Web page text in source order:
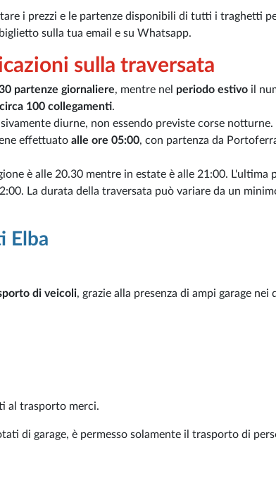
i prezzi e le partenze disponibili di tutti i traghetti per
sulla tua email e su Whatsapp.
sulla traversata
partenze giornaliere, mentre nel periodo estivo il
circa 100 collegamenti.
diurne, non essendo previste corse notturne.
effettuato alle ore 05:00, con partenza da
è alle 20.30 mentre in estate è alle 21:00. L'ultima
La durata della traversata può variare da un
Elba
di veicoli, grazie alla presenza di ampi garage nei
al trasporto merci.
di garage, è permesso solamente il trasporto di